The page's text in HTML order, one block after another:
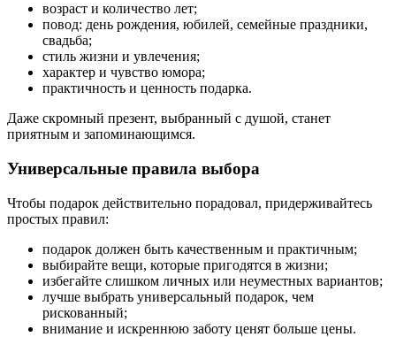
возраст и количество лет;
повод: день рождения, юбилей, семейные праздники,
свадьба;
стиль жизни и увлечения;
характер и чувство юмора;
практичность и ценность подарка.
Даже скромный презент, выбранный с душой, станет
приятным и запоминающимся.
Универсальные правила выбора
Чтобы подарок действительно порадовал, придерживайтесь
простых правил:
подарок должен быть качественным и практичным;
выбирайте вещи, которые пригодятся в жизни;
избегайте слишком личных или неуместных вариантов;
лучше выбрать универсальный подарок, чем
рискованный;
внимание и искреннюю заботу ценят больше цены.